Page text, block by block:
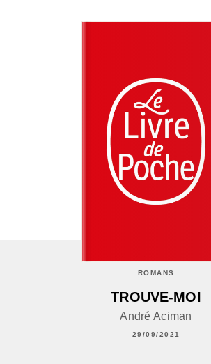
ROMANS
TROUVE-MOI
André Aciman
29/09/2021